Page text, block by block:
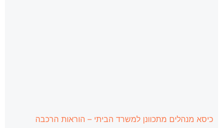
כיסא מנהלים מתכוונן למשרד הביתי – הוראות הרכבה